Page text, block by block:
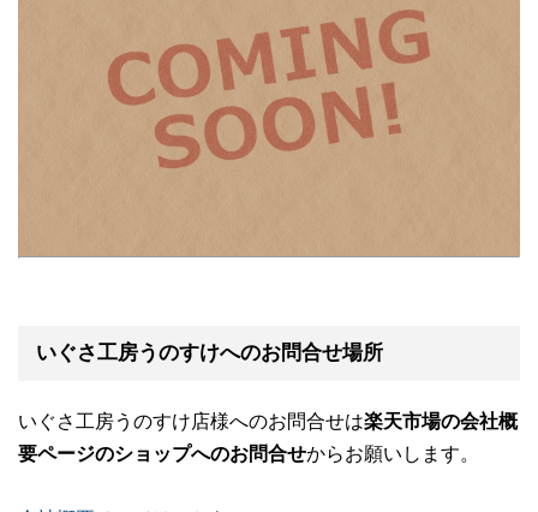
いぐさ工房うのすけへのお問合せ場所
いぐさ工房うのすけ店様へのお問合せは楽天市場の会社概
要ページのショップへのお問合せからお願いします。